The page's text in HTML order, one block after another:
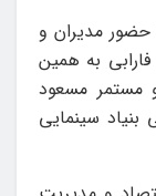
روز سه شنبه ۳۱ تیر با حضور مدیران و
به همین
مستمر مسعود
سینمایی